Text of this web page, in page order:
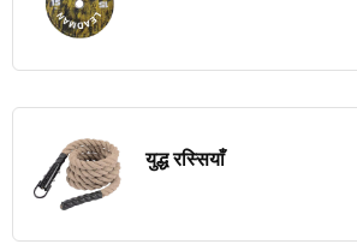
युद्ध रस्सियाँ